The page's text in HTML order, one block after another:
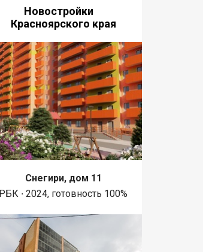
Новостройки
Красноярского края
Снегири, дом 11
РБК ∙ 2024, готовность 100%